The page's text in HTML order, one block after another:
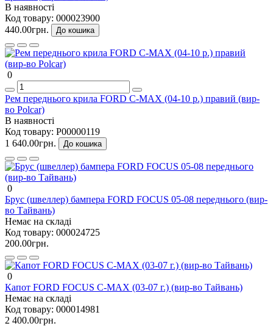
В наявності
Код товару: 000023900
440.00грн.
До кошика
0
Рем переднього крила FORD C-MAX (04-10 р.) правий (вир-
во Polcar)
В наявності
Код товару: P00000119
1 640.00грн.
До кошика
0
Брус (швеллер) бампера FORD FOCUS 05-08 переднього (вир-
во Тайвань)
Немає на складі
Код товару: 000024725
200.00грн.
0
Капот FORD FOCUS C-MAX (03-07 г.) (вир-во Тайвань)
Немає на складі
Код товару: 000014981
2 400.00грн.